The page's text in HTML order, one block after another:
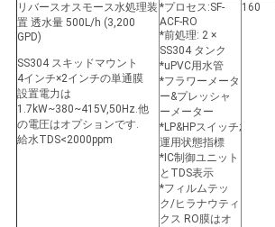
リバースオスモース水処理装
置 透水量 500L/h (3,200
GPD)
SS304 スキッドマウント
4インチ×2インチの単通膜
設置電力は
1.7kW~380~415V,50Hz.他
の電圧はオプションです.
給水TDS<2000ppm
*プロセス:SF-
ACF-RO
*前処理: 2 ×
SS304 タンク
*uPVC用水管
*フラワーメータ
ー&プレッシャ
ーメーター
*LP&HPスイッチ;
運用状態指標
*IC制御ユニット
とTDS表示
*フィルムテッ
ク/ヒラナウティ
クス RO膜はオ
160